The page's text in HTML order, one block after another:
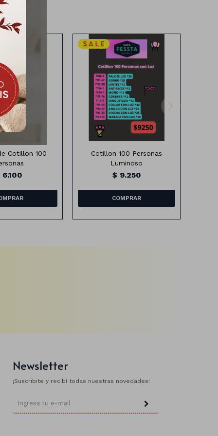
Cotillon 100
6.100
Cotillon 100 Personas
Luminoso
$ 9.250
Newsletter
¡Suscribite y recibí todas nuestras novedades!